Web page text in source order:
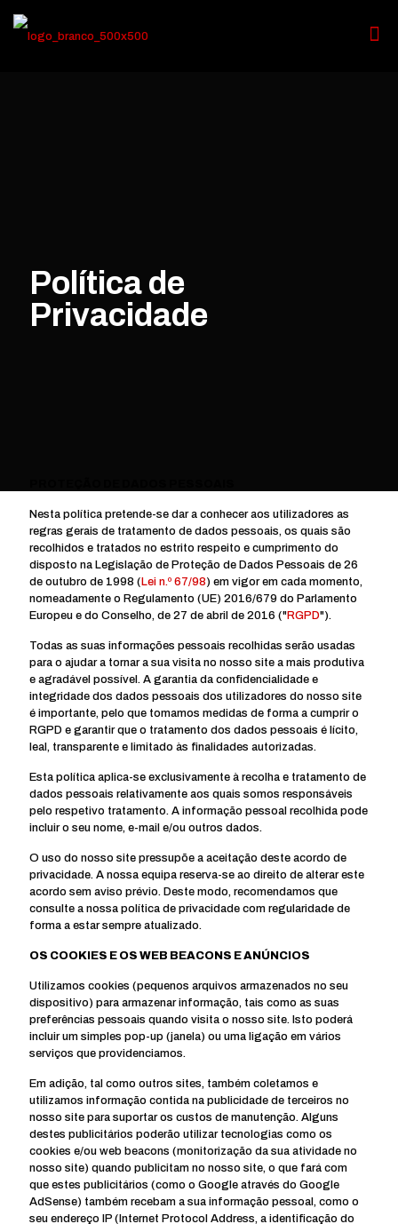
Política de
Privacidade
Nesta política pretende-se dar a conhecer aos utilizadores as
regras gerais de tratamento de dados pessoais, os quais são
recolhidos e tratados no estrito respeito e cumprimento do
disposto na Legislação de Proteção de Dados Pessoais de 26
de outubro de 1998 ( Lei n.º 67/98) em vigor em cada momento,
nomeadamente o Regulamento (UE) 2016/679 do Parlamento
Europeu e do Conselho, de 27 de abril de 2016 ("RGPD").
Todas as suas informações pessoais recolhidas serão usadas
para o ajudar a tornar a sua visita no nosso site a mais produtiva
e agradável possível. A garantia da confidencialidade e
integridade dos dados pessoais dos utilizadores do nosso site
é importante, pelo que tomamos medidas de forma a cumprir o
RGPD e garantir que o tratamento dos dados pessoais é lícito,
leal, transparente e limitado às finalidades autorizadas.
Esta política aplica-se exclusivamente à recolha e tratamento de
dados pessoais relativamente aos quais somos responsáveis
pelo respetivo tratamento. A informação pessoal recolhida pode
incluir o seu nome, e-mail e/ou outros dados.
O uso do nosso site pressupõe a aceitação deste acordo de
privacidade. A nossa equipa reserva-se ao direito de alterar este
acordo sem aviso prévio. Deste modo, recomendamos que
consulte a nossa política de privacidade com regularidade de
forma a estar sempre atualizado.
OS COOKIES E OS WEB BEACONS E ANÚNCIOS
Utilizamos cookies (pequenos arquivos armazenados no seu
dispositivo) para armazenar informação, tais como as suas
preferências pessoais quando visita o nosso site. Isto poderá
incluir um simples pop-up (janela) ou uma ligação em vários
serviços que providenciamos.
Em adição, tal como outros sites, também coletamos e
utilizamos informação contida na publicidade de terceiros no
nosso site para suportar os custos de manutenção. Alguns
destes publicitários poderão utilizar tecnologias como os
cookies e/ou web beacons (monitorização da sua atividade no
nosso site) quando publicitam no nosso site, o que fará com
que estes publicitários (como o Google através do Google
AdSense) também recebam a sua informação pessoal, como o
seu endereço IP (Internet Protocol Address, a identificação do